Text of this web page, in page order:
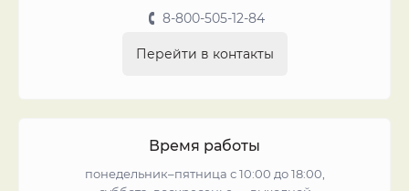
8-800-505-12-84
Перейти в контакты
Время работы
понедельник–пятница с 10:00 до 18:00,